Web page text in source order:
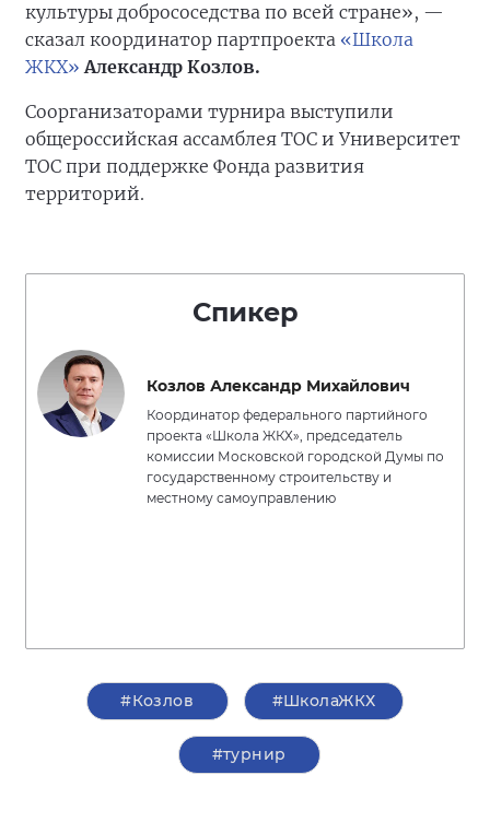
культуры добрососедства по всей стране», —
сказал координатор партпроекта «Школа
ЖКХ» Александр Козлов.
Соорганизаторами турнира выступили
общероссийская ассамблея ТОС и Университет
ТОС при поддержке Фонда развития
территорий.
Спикер
Козлов Александр Михайлович
Координатор федерального партийного
проекта «Школа ЖКХ», председатель
комиссии Московской городской Думы по
государственному строительству и
местному самоуправлению
#Козлов #ШколаЖКХ
#турнир